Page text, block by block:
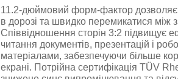
11.2-дюймовий форм-фактор
в дорозі та швидко перемикатися між
Співвідношення сторін 3:2 підвищує
читання документів, презентацій і
матеріалами, забезпечуючи більше
екрані. Потрійна сертифікація TÜV